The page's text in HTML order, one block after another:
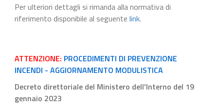
Per ulteriori dettagli si rimanda alla normativa di
riferimento disponibile al seguente link.
ATTENZIONE: PROCEDIMENTI DI PREVENZIONE
INCENDI - AGGIORNAMENTO MODULISTICA
Decreto direttoriale del Ministero dell'Interno del 19
gennaio 2023